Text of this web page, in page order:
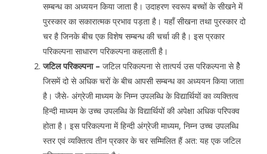
सम्बन्ध का अध्ययन किया जाता है। उदाहरण स्वरूप बच्चों के सीखने में
पुरस्कार का सकारात्मक प्रभाव पड़ता है। यहाँ सीखना तथा पुरस्कार दो
चर है जिनके बीच एक विशेष सम्बन्ध की चर्चा की है। इस प्रकार
परिकल्पना साधारण परिकल्पना कहलाती है।
जटिल परिकल्पना – जटिल परिकल्पना से तात्पर्य उस परिकल्पना से हेै
जिसमें दो से अधिक चरों के बीच आपसी सम्बन्ध का अध्ययन किया जाता
है। जैसे- अंग्रेजी माध्यम के निम्न उपलब्धि के विद्यार्थियों का व्यक्तित्व
हिन्दी माध्यम के उच्च उपलब्धि के विद्यार्थियों की अपेक्षा अधिक परिपक्व
होता है। इस परिकल्पना में हिन्दी अंग्रेजी माध्यम, निम्न उच्च उपलब्धि
स्तर एवं व्यक्तित्व तीन प्रकार के चर सम्मिलित हैं अत: यह एक जटिल